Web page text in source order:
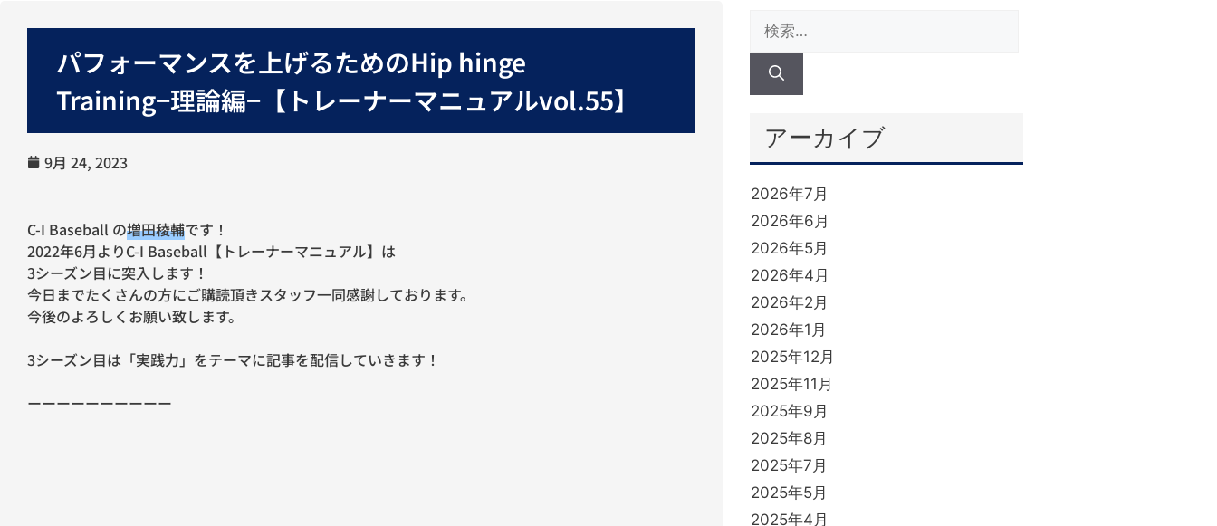
パフォーマンスを上げるためのHip hinge
Training−理論編−【トレーナーマニュアルvol.55】
9月 24, 2023
C-I Baseball の増田稜輔です！
2022年6月よりC-I Baseball【トレーナーマニュアル】は
3シーズン目に突入します！
今日までたくさんの方にご購読頂きスタッフ一同感謝しております。
今後のよろしくお願い致します。
3シーズン目は「実践力」をテーマに記事を配信していきます！
ーーーーーーーーーー
アーカイブ
2026年7月
2026年6月
2026年5月
2026年4月
2026年2月
2026年1月
2025年12月
2025年11月
2025年9月
2025年8月
2025年7月
2025年5月
2025年4月